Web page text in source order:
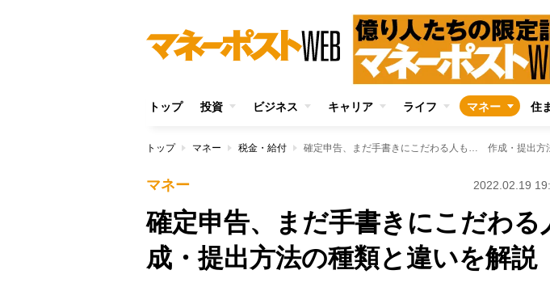
トップ 投資 ビジネス キャリア ライフ マネー 住
トップ マネー 税金・給付 確定申告、まだ手書きにこだわる人も… 作成・提出方
マネー 2022.02.19
確定申告、まだ手書きにこだわ
成・提出方法の種類と違いを解説